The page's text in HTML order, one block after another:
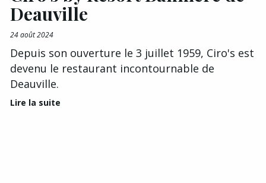
Deauville
24 août 2024
Depuis son ouverture le 3 juillet 1959, Ciro's est
devenu le restaurant incontournable de
Deauville.
Lire la suite